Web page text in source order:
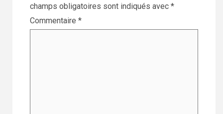
champs obligatoires sont indiqués avec *
Commentaire *